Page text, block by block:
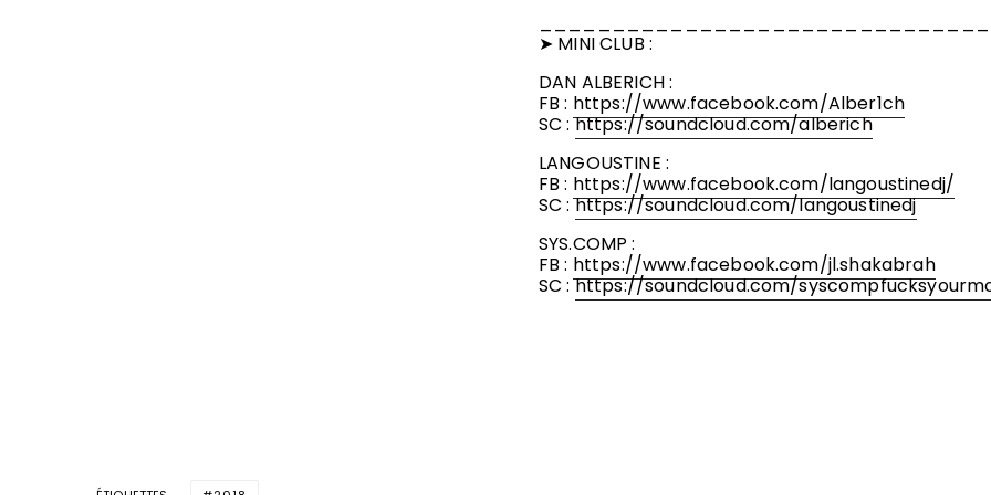
➤ MINI CLUB :
DAN ALBERICH :
FB : https://www.facebook.com/Alber1ch
SC :https://soundcloud.com/alberich
LANGOUSTINE :
FB : https://www.facebook.com/langoustinedj/
SC :https://soundcloud.com/langoustinedj
SYS.COMP :
FB : https://www.facebook.com/jl.shakabrah
SC :https://soundcloud.com/